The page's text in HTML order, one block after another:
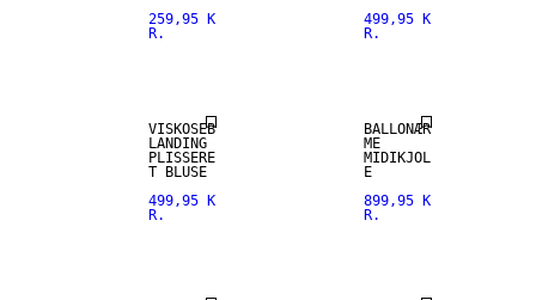
259,95 K
R.
499,95 K
R.
VISKOSEB
LANDING
PLISSERE
T BLUSE
499,95 K
R.
BALLONÆR
ME
MIDIKJOL
E
899,95 K
R.